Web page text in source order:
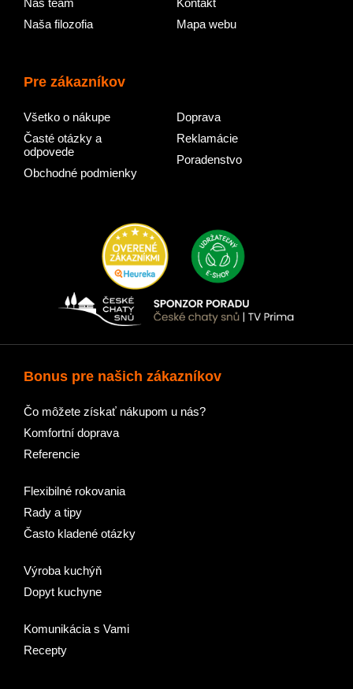
Náš team
Naša filozofia
Kontakt
Mapa webu
Pre zákazníkov
Všetko o nákupe
Časté otázky a
odpovede
Obchodné podmienky
Doprava
Reklamácie
Poradenstvo
Bonus pre našich zákazníkov
Čo môžete získať nákupom u nás?
Komfortní doprava
Referencie
Flexibilné rokovania
Rady a tipy
Často kladené otázky
Výroba kuchýň
Dopyt kuchyne
Komunikácia s Vami
Recepty